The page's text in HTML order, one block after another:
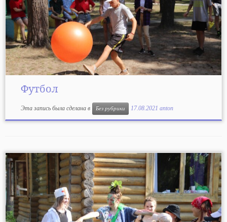
Футбол
Эта запись была сделана в Без рубрики 17.08.2021 anton